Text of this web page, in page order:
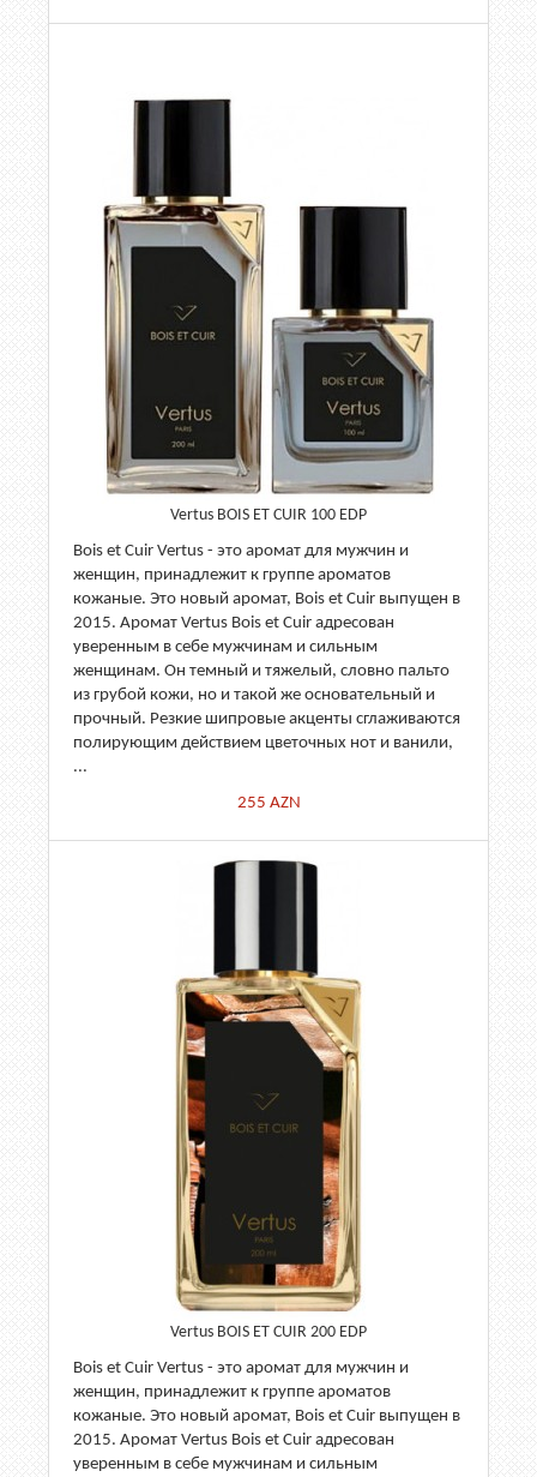
Vertus BOIS ET CUIR 100 EDP
Bois et Cuir Vertus - это аромат для мужчин и
женщин, принадлежит к группе ароматов
кожаные. Это новый аромат, Bois et Cuir выпущен в
2015. Аромат Vertus Bois et Cuir адресован
уверенным в себе мужчинам и сильным
женщинам. Он темный и тяжелый, словно пальто
из грубой кожи, но и такой же основательный и
прочный. Резкие шипровые акценты сглаживаются
полирующим действием цветочных нот и ванили,
...
255 AZN
Vertus BOIS ET CUIR 200 EDP
Bois et Cuir Vertus - это аромат для мужчин и
женщин, принадлежит к группе ароматов
кожаные. Это новый аромат, Bois et Cuir выпущен в
2015. Аромат Vertus Bois et Cuir адресован
уверенным в себе мужчинам и сильным